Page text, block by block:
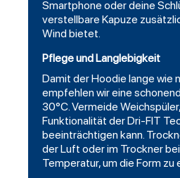
Smartphone oder deine
verstellbare Kapuze
Wind bietet.
Pflege und Langlebigkeit
Damit der Hoodie lange wie
empfehlen wir eine
30°C. Vermeide
Funktionalität der Dri-FIT
beeinträchtigen kann.
der Luft oder im Trockner
Temperatur, um die Form zu